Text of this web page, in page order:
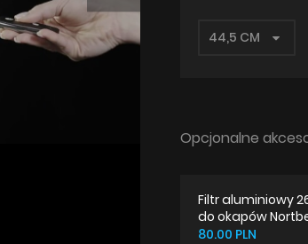
Opcjonalne
Filtr aluminiowy
do okapów
80.00 PLN